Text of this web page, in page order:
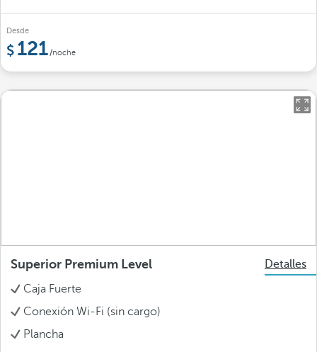
Desde
121 /noche
Superior Premium Level
Detalles
Caja Fuerte
Conexión Wi-Fi (sin cargo)
Plancha